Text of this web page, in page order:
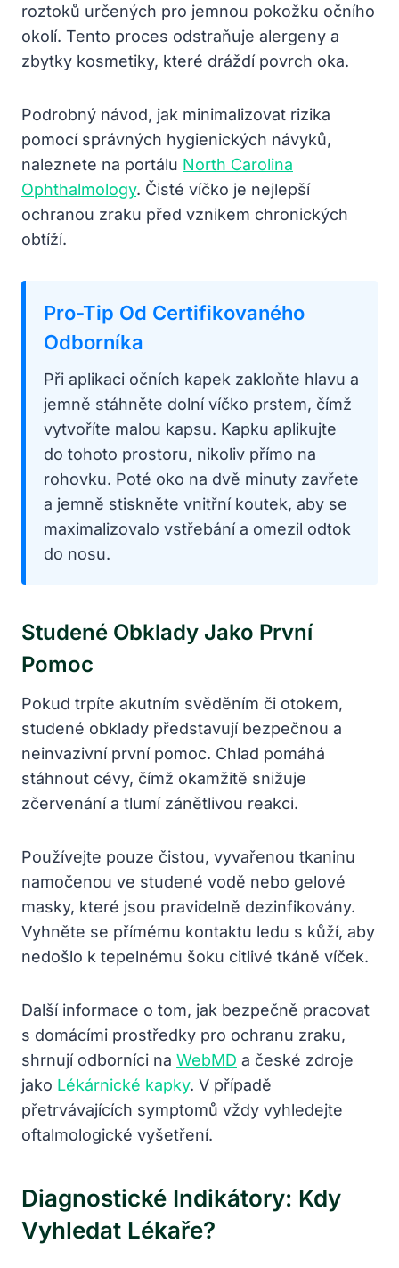
roztoků určených pro jemnou pokožku očního
okolí. Tento proces odstraňuje alergeny a
zbytky kosmetiky, které dráždí povrch oka.
Podrobný návod, jak minimalizovat rizika
pomocí správných hygienických návyků,
naleznete na portálu North Carolina
Ophthalmology. Čisté víčko je nejlepší
ochranou zraku před vznikem chronických
obtíží.
Pro-Tip Od Certifikovaného
Odborníka
Při aplikaci očních kapek zakloňte hlavu a
jemně stáhněte dolní víčko prstem, čímž
vytvoříte malou kapsu. Kapku aplikujte
do tohoto prostoru, nikoliv přímo na
rohovku. Poté oko na dvě minuty zavřete
a jemně stiskněte vnitřní koutek, aby se
maximalizovalo vstřebání a omezil odtok
do nosu.
Studené Obklady Jako První
Pomoc
Pokud trpíte akutním svěděním či otokem,
studené obklady představují bezpečnou a
neinvazivní první pomoc. Chlad pomáhá
stáhnout cévy, čímž okamžitě snižuje
zčervenání a tlumí zánětlivou reakci.
Používejte pouze čistou, vyvařenou tkaninu
namočenou ve studené vodě nebo gelové
masky, které jsou pravidelně dezinfikovány.
Vyhněte se přímému kontaktu ledu s kůží, aby
nedošlo k tepelnému šoku citlivé tkáně víček.
Další informace o tom, jak bezpečně pracovat
s domácími prostředky pro ochranu zraku,
shrnují odborníci na WebMD a české zdroje
jako Lékárnické kapky. V případě
přetrvávajících symptomů vždy vyhledejte
oftalmologické vyšetření.
Diagnostické Indikátory: Kdy
Vyhledat Lékaře?